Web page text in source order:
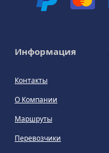
Информация
Контакты
О Компании
Маршруты
Перевозчики